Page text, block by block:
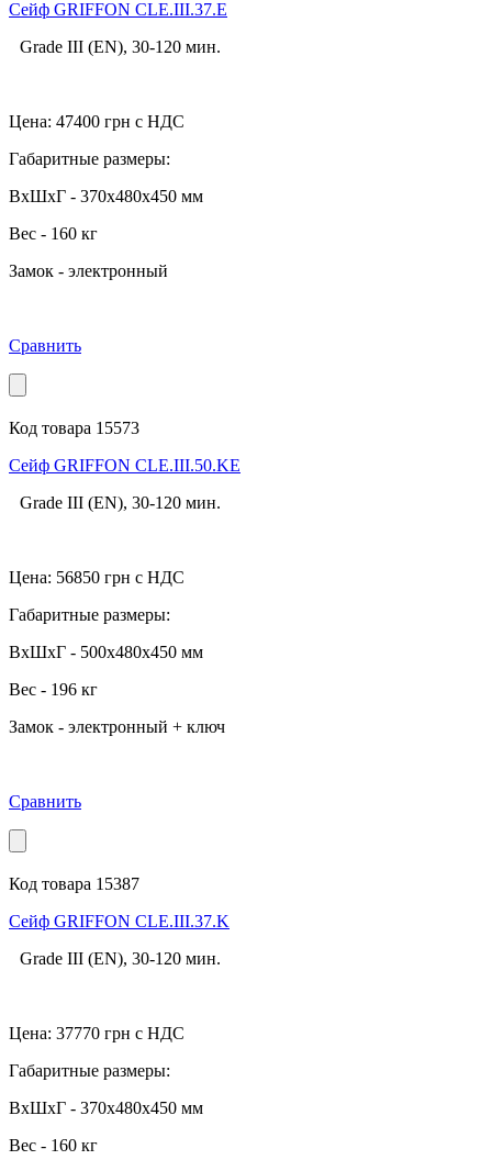
Cейф GRIFFON CLE.III.37.E
Grade III (EN), 30-120 мин.
Цена: 47400 грн с НДС
Габаритные размеры:
ВхШхГ - 370x480x450 мм
Вес - 160 кг
Замок - электронный
Сравнить
Код товара 15573
Cейф GRIFFON CLE.III.50.KE
Grade III (EN), 30-120 мин.
Цена: 56850 грн с НДС
Габаритные размеры:
ВхШхГ - 500x480x450 мм
Вес - 196 кг
Замок - электронный + ключ
Сравнить
Код товара 15387
Cейф GRIFFON CLE.III.37.K
Grade III (EN), 30-120 мин.
Цена: 37770 грн с НДС
Габаритные размеры:
ВхШхГ - 370x480x450 мм
Вес - 160 кг